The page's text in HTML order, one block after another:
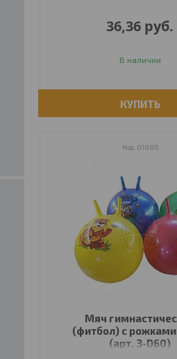
36,36 руб.
В наличии
КУПИТЬ
01886
Мяч
(фитбол) с
(арт. 3-D60)